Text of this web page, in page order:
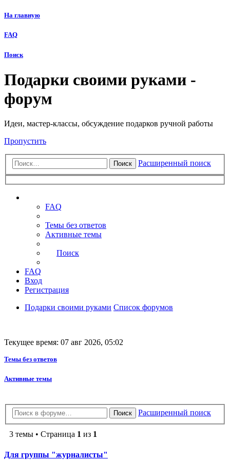
На главную
FAQ
Поиск
Подарки своими руками -
форум
Идеи, мастер-классы, обсуждение подарков ручной работы
Пропустить
Поиск Расширенный поиск
FAQ
Темы без ответов
Активные темы
Поиск
FAQ
Вход
Регистрация
Подарки своими руками Список форумов
Текущее время: 07 авг 2026, 05:02
Темы без ответов
Активные темы
Поиск Расширенный поиск
3 темы • Страница 1 из 1
Для группы "журналисты"